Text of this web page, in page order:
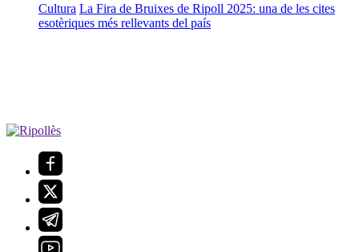
Cultura La Fira de Bruixes de Ripoll 2025: una de les cites
esotèriques més rellevants del país